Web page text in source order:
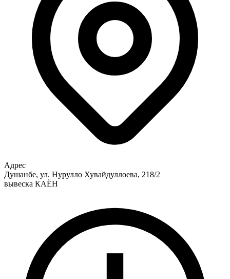
Адрес
Душанбе, ул. Нурулло Хувайдуллоева, 218/2
вывеска КАЁН